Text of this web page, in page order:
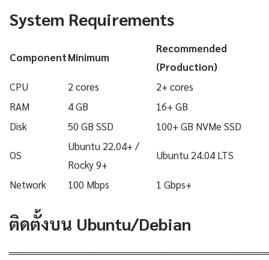
System Requirements
ComponentMinimum
Recommended
(Production)
CPU
2 cores
2+ cores
RAM
4 GB
16+ GB
Disk
50 GB SSD 100+ GB NVMe SSD
OS
Ubuntu 22.04+ /
Rocky 9+
Ubuntu 24.04 LTS
Network 100 Mbps 1 Gbps+
ติดตั้งบน Ubuntu/Debian